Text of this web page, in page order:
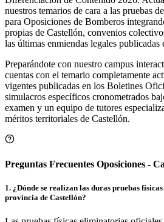
Diferenciación de Contenido 2026:
nuestros temarios de cara a las pruebas
para Oposiciones de Bomberos
propias de Castellón, convenios
las últimas enmiendas legales publicadas
Preparándote con nuestro campus
cuentas con el temario completamente
vigentes publicadas en los Boletines
simulacros específicos cronometrados
examen y un equipo de tutores
méritos territoriales de Castellón.
Preguntas Frecuentes Oposiciones -
1.¿Dónde se realizan las duras pruebas
provincia de Castellón?